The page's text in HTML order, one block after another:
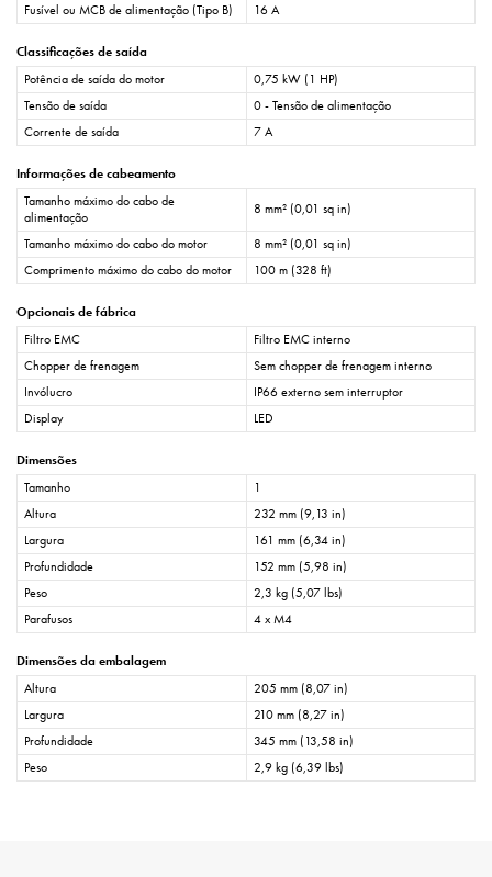
Fusível ou MCB de alimentação (Tipo B)
16 A
Classificações de saída
Potência de saída do motor
0,75 kW (1 HP)
Tensão de saída
0 - Tensão de alimentação
Corrente de saída
7 A
Informações de cabeamento
Tamanho máximo do cabo de
alimentação
8 mm² (0,01 sq in)
Tamanho máximo do cabo do motor
8 mm² (0,01 sq in)
Comprimento máximo do cabo do motor
100 m (328 ft)
Opcionais de fábrica
Filtro EMC
Filtro EMC interno
Chopper de frenagem
Sem chopper de frenagem interno
Invólucro
IP66 externo sem interruptor
Display
LED
Dimensões
Tamanho
1
Altura
232 mm (9,13 in)
Largura
161 mm (6,34 in)
Profundidade
152 mm (5,98 in)
Peso
2,3 kg (5,07 lbs)
Parafusos
4 x M4
Dimensões da embalagem
Altura
205 mm (8,07 in)
Largura
210 mm (8,27 in)
Profundidade
345 mm (13,58 in)
Peso
2,9 kg (6,39 lbs)